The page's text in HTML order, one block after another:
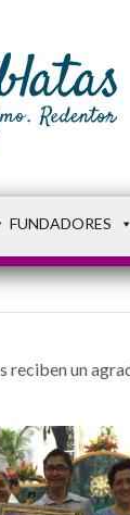
FUNDADORES
reciben un